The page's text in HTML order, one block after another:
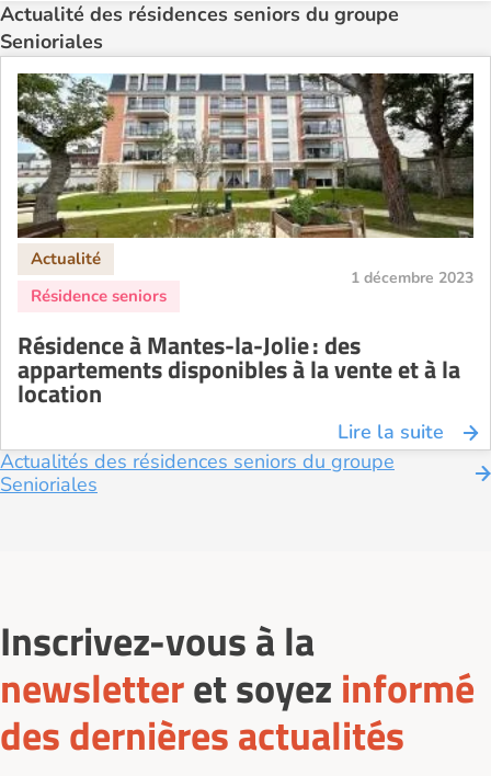
Actualité des résidences seniors du groupe
Senioriales
1 décembre 2023
Résidence à Mantes-la-Jolie : des
appartements disponibles à la vente et à la
location
Lire la suite
Actualités des résidences seniors du groupe
Senioriales
Inscrivez-vous à la
newsletteret soyez informé
des dernières actualités